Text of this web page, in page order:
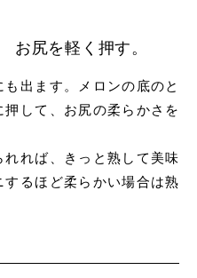
尻を軽く押す。
出ます。メロンの底のと
して、お尻の柔らかさを
れば、きっと熟して美味
るほど柔らかい場合は熟